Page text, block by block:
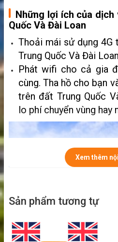
Những lợi ích của
Quốc Và Đài Loan
Thoải mái sử dụng
Trung Quốc Và Đài Loan
Phát wifi cho cả gia
cùng. Tha hồ cho bạn
trên đất Trung Quốc
lo phí chuyển vùng hay
Xem thêm
Sản phẩm tương tự